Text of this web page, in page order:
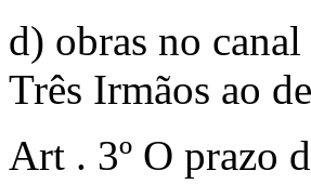
d) obras no
Três Irmãos ao
Art . 3º O prazo